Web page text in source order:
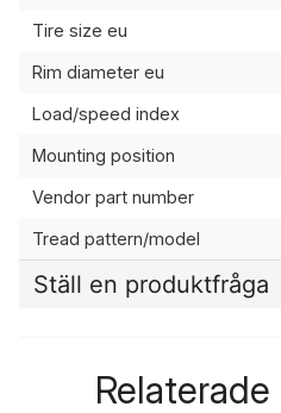
Tire size eu
Rim diameter eu
Load/speed index
Mounting position
Vendor part number
Tread pattern/model
Ställ en produktfråga